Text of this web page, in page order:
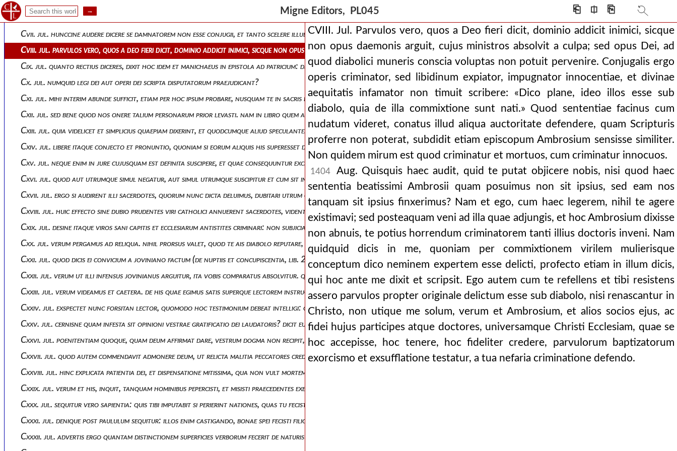
Migne Editors, PL045 ⎗ ⎅ ⎘
Cvi. jul. hoc ergo nunc sibi proposuit, et praemittit interrogationem meam. dicis ergo, inquit, ideo illos esse sub diabolo, quia de sexus utriusque c
Cvii. jul. hunccine audere dicere se damnatorem non esse conjugii, et tanto scelere illudere auribus imperitis, ut a manichaei se dicat recessisse con
Cviii. jul. parvulos vero, quos a deo fieri dicit, dominio addicit inimici, sicque non opus daemonis arguit, cujus ministros absolvit a culpa sed opu
Cix. jul. quanto rectius diceres, dixit hoc idem et manichaeus in epistola ad patricium: dixit et in epistola quam scripsit ad filiam menoch, dixit et
Cx. jul. numquid legi dei aut operi dei scripta disputatorum praejudicant?
Cxi. jul. mihi interim abunde sufficit, etiam per hoc ipsum probare, nusquam te in sacris litteris legisse quod credis, quod tu in tali causa nihil pr
Cxii. jul. sed bene quod nos onere talium personarum prior levasti. nam in libro quem ad timasium contra liberum arbitrium texuisti, cum sanctus pelag
Cxiii. jul. quia videlicet et simplicius quaepiam dixerint, et quodcumque aliud speculantes, non habuerint necessitatem a latere surgentibus quaestion
Cxiv. jul. libere itaque conjecto et pronuntio, quoniam si eorum aliquis his superesset diebus, videretque exstinctum disciplinae christianae decus, o
Cxv. jul. neque enim in jure cujusquam est definita suscipere, et quae consequuntur excludere. qui ergo dicit propter hoc parvulos ad jus diaboli pert
Cxvi. jul. quod aut utrumque simul negatur, aut simul utrumque suscipitur et cum sit in potestate utriusque rejectio, non est tamen in arbitrio alter
Cxvii. jul. ergo si audirent illi sacerdotes, quorum nunc dicta deluimus, dubitari utrum commixtio conjugalis bona esset, atque ab eis peterem corpora
Cxviii. jul. huic effecto sine dubio prudentes viri catholici annuerent sacerdotes, videntesque nihil in sensibus carnis, nihil in fetibus sexuum, alt
Cxix. jul. desine itaque viros sani capitis et ecclesiarum antistites criminari: non subjiciantur judicio negligentiora commenta: neque enim iram cunc
Cxx. jul. verum pergamus ad reliqua. nihil prorsus valet, quod te ais diabolo reputare, non corpora, sed delicta: inficiaris omnino, sicut frequenter
Cxxi. jul. quod dicis ei convicium a joviniano factum (de nuptiis et concupiscentia, lib. 2, n. 15) in quo mentiri te tamen arbitror: sed annuamus v
Cxxii. jul. verum ut illi infensus jovinianus arguitur, ita vobis comparatus absolvitur. quando enim tibi tantum prudentium censura donabit, ut te cum
Cxxiii. jul. verum videamus et caetera. de his quae egimus satis superque lectorem instructum puto, qua virtute vel meorum dictorum aliquid oppugnet,
Cxxiv. jul. exspectet nunc forsitan lector, quomodo hoc testimonium debeat intelligi: quod certe non pertinere ad traducem peccati, nec ad manichaeoru
Cxxv. jul. cernisne quam infesta sit opinioni vestrae gratificatio dei laudatoris? dicit eum condere animas, et amare: quod a vobis negatur, qui jurat
Cxxvi. jul. poenitentiam quoque, quam deum affirmat dare, vestrum dogma non recipit, in quo malum naturale et nequitia mutari nesciat continetur.
Cxxvii. jul. quod autem commendavit admonere deum, ut relicta malitia peccatores credant in eum, evertit omnino opinionem naturalis mali: quia certum
Cxxviii. jul. hinc explicata patientia dei, et dispensatione mitissima, qua non vult mortem morientis, nisi ut revertatur et vivat, approbare quod dix
Cxxix. jul. verum et his, inquit, tanquam hominibus pepercisti, et misisti praecedentes exercitum vespas non quia impotens eras in pugna impios justi
Cxxx. jul. sequitur vero sapientia: quis tibi imputabit si perierint nationes, quas tu fecisti, cum non sit alius deus, quam tu, cui cura est de omnib
Cxxxi. jul. denique post paululum sequitur: illos enim castigando, bonae spei fecisti filios tuos, quoniam judicans, das in peccatis locum poenitentia
Cxxxii. jul. advertis ergo quantam distinctionem superficies verborum fecerit de naturis duarum plebium: israelitas filios dei vocat, et chananaeos se
CVIII. Jul. Parvulos vero, quos a Deo fieri dicit, dominio addicit inimici, sicque
non opus daemonis arguit, cujus ministros absolvit a culpa; sed opus Dei, ad
quod diabolici muneris conscia voluptas non potuit pervenire. Conjugalis ergo
operis criminator, sed libidinum expiator, impugnator innocentiae, et divinae
aequitatis infamator non timuit scribere: «Dico plane, ideo illos esse sub
diabolo, quia de illa commixtione sunt nati.» Quod sententiae facinus cum
nudatum videret, conatus illud aliqua auctoritate defendere, quam Scripturis
proferre non poterat, subdidit etiam episcopum Ambrosium sensisse similiter.
Non quidem mirum est quod criminatur et mortuos, cum criminatur innocuos.
1404
Aug. Quisquis haec audit, quid te putat objicere nobis, nisi quod haec
sententia beatissimi Ambrosii quam posuimus non sit ipsius, sed eam nos
tanquam sit ipsius finxerimus? Nam et ego, cum haec legerem, nihil te agere
existimavi; sed posteaquam veni ad illa quae adjungis, et hoc Ambrosium dixisse
non abnuis, te potius horrendum criminatorem tanti illius doctoris inveni. Nam
quidquid dicis in me, quoniam per commixtionem virilem mulierisque
conceptum dico neminem expertem esse delicti, profecto etiam in illum dicis,
qui hoc ante me dixit et scripsit. Ego autem cum te refellens et tibi resistens
assero parvulos propter originale delictum esse sub diabolo, nisi renascantur in
Christo, non utique me solum, verum et Ambrosium, et alios socios ejus, ac
fidei hujus participes atque doctores, universamque Christi Ecclesiam, quae se
hoc accepisse, hoc tenere, hoc fideliter credere, parvulorum baptizatorum
exorcismo et exsufflatione testatur, a tua nefaria criminatione defendo.